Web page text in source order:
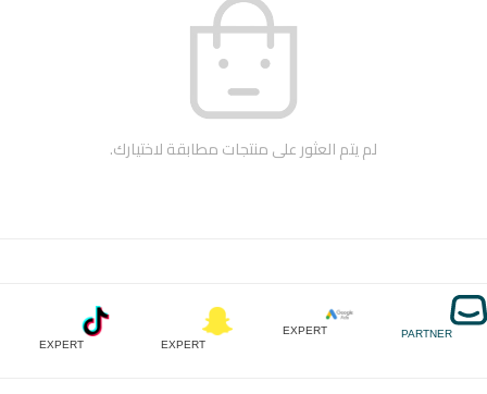
لم يتم العثور على منتجات مطابقة لاختيارك.
PARTNER
EXPERT
EXPERT
EXPERT